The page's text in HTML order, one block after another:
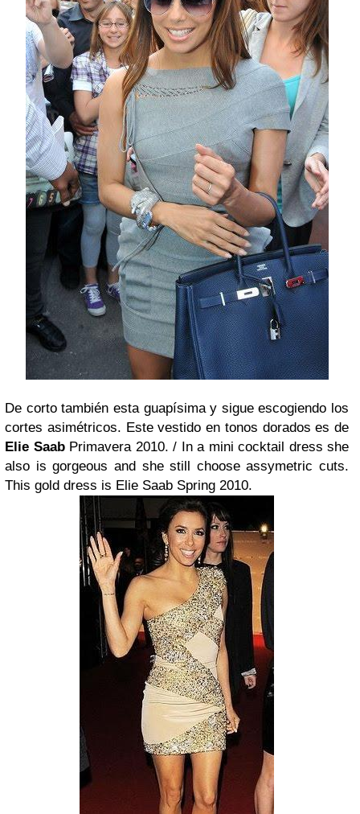
De corto también esta guapísima y sigue escogiendo los
cortes asimétricos. Este vestido en tonos dorados es de
Elie SaabPrimavera 2010. / In a mini cocktail dress she
also is gorgeous and she still choose assymetric cuts.
This gold dress is Elie Saab Spring 2010.